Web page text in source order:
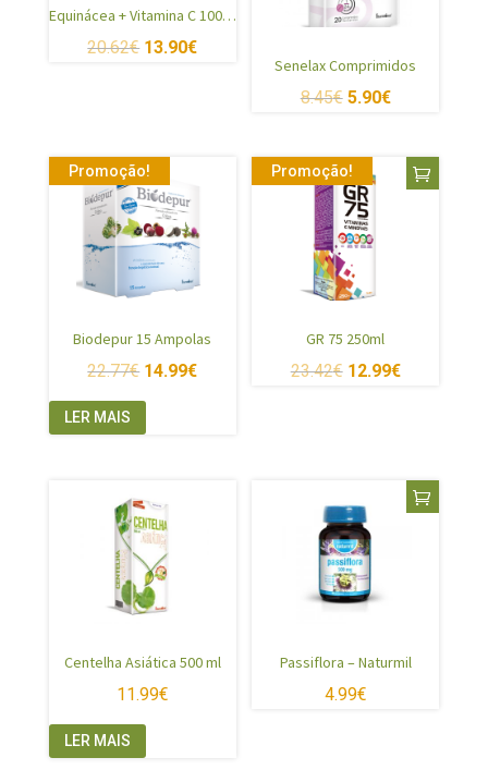
Equinácea + Vitamina C 100ml
20.62€ 13.90€
Senelax Comprimidos
8.45€ 5.90€
Promoção!
Biodepur 15 Ampolas
22.77€ 14.99€
LER MAIS
Promoção!
GR 75 250ml
23.42€ 12.99€
Centelha Asiática 500 ml
11.99€
LER MAIS
Passiflora – Naturmil
4.99€